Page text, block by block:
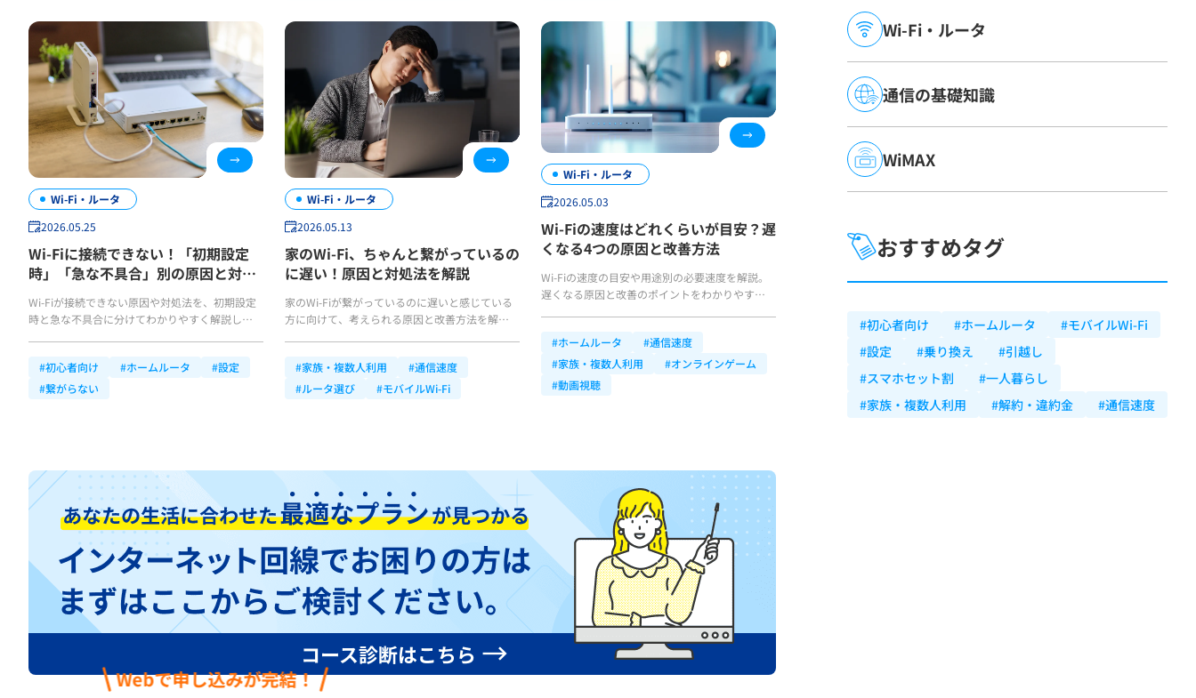
Wi-Fi・ルータ
2026.05.25
Wi-Fiに接続できない！「初期設定
時」「急な不具合」別の原因と対処
Wi-Fiが接続できない原因や対処法を、初期設定
時と急な不具合に分けてわかりやすく解説しま
#初心者向け
#ホームルータ
#設定
#繋がらない
Wi-Fi・ルータ
2026.05.13
家のWi-Fi、ちゃんと繋がっているの
に遅い！原因と対処法を解説
家のWi-Fiが繋がっているのに遅いと感じている
方に向けて、考えられる原因と改善方法を解説！
します。
#家族・複数人利用
#通信速度
#ルータ選び
#モバイルWi-Fi
Wi-Fi・ルータ
2026.05.03
Wi-Fiの速度はどれくらいが目安？遅
くなる4つの原因と改善方法
Wi-Fiの速度の目安や用途別の必要速度を解説。
遅くなる原因と改善のポイントをわかりやすく紹
#ホームルータ
#通信速度
#家族・複数人利用
#オンラインゲーム
#動画視聴
Wi-Fi・ルータ
通信の基礎知識
WiMAX
おすすめタグ
#初心者向け #ホームルータ
#モバイルWi-Fi
#設定
#乗り換え
#引越し
#スマホセット割
#一人暮らし
#家族・複数人利用
#解約・違約金 #通信速度
Webで申し込みが完結！